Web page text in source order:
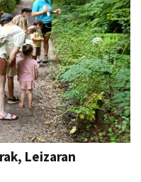
Leizaran